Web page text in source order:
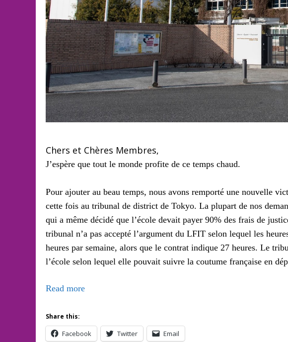
Chers et Chères Membres,
J’espère que tout le monde profite de ce temps chaud.
Pour ajouter au beau temps, nous avons remporté une nouvelle
cette fois au tribunal de district de Tokyo. La plupart de nos
qui a même décidé que l’école devait payer 90% des frais de
tribunal n’a pas accepté l’argument du LFIT selon lequel les
heures par semaine, alors que le contrat indique 27 heures. Le
l’école selon lequel elle pouvait suivre la coutume française en
Read more
Share this:
Facebook Twitter Email